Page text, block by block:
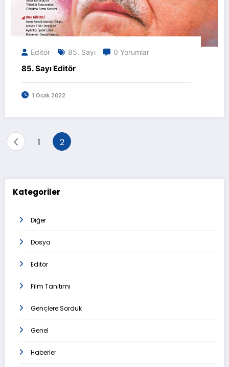
Editör 85. Sayı 0 Yorumlar
85. Sayı Editör
1 Ocak 2022
Yazı
1 2
Kategoriler
Diğer
Dosya
Editör
Film Tanıtımı
Gençlere Sorduk
Genel
Haberler